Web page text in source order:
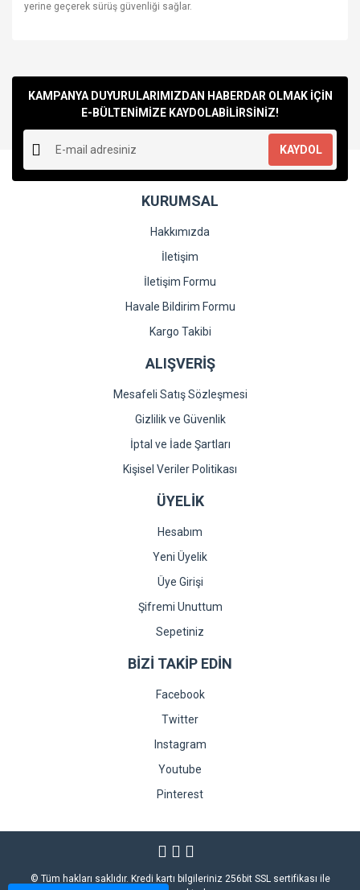
yerine geçerek sürüş güvenliği sağlar.
Yorum Yaz
kullanarak tarafımıza iletebilirsiniz.
Görüş ve önerileriniz için teşekkür ederiz.
Ürün resmi kalitesiz, bozuk veya görüntülenemiyor.
Ürün açıklamasında eksik bilgiler bulunuyor.
Ürün bilgilerinde hatalar bulunuyor.
Ürün fiyatı diğer sitelerden daha pahalı.
Gönder
KAMPANYA DUYURULARIMIZDAN HABERDAR OLMAK İÇİN
E-BÜLTENİMİZE KAYDOLABİLİRSİNİZ!
KAYDOL
KURUMSAL
Hakkımızda
İletişim
İletişim Formu
Havale Bildirim Formu
Kargo Takibi
ALIŞVERİŞ
Mesafeli Satış Sözleşmesi
Gizlilik ve Güvenlik
İptal ve İade Şartları
Kişisel Veriler Politikası
ÜYELİK
Hesabım
Yeni Üyelik
Üye Girişi
Şifremi Unuttum
Sepetiniz
BİZİ TAKİP EDİN
Facebook
Twitter
Instagram
Youtube
Pinterest
© Tüm hakları saklıdır. Kredi kartı bilgileriniz 256bit SSL sertifikası ile